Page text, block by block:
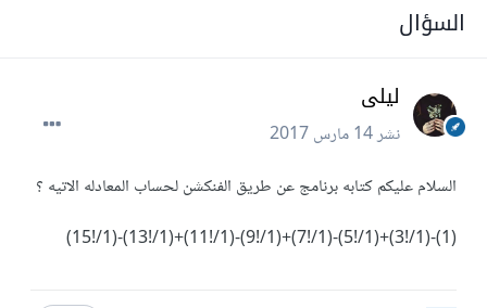
السؤال
ليلى
نشر14 مارس 2017
السلام عليكم كتابه برنامج عن طريق الفنكشن لحساب المعادله الاتيه ؟